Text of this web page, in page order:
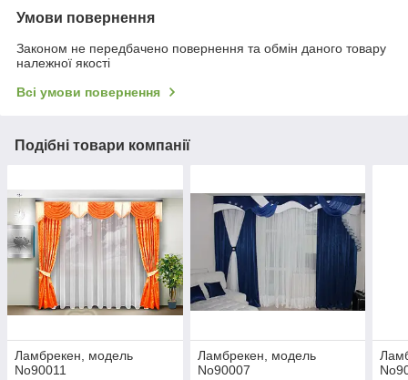
Умови повернення
Законом не передбачено повернення та обмін даного товару
належної якості
Всі умови повернення
Подібні товари компанії
Ламбрекен, модель
No90011
Ламбрекен, модель
No90007